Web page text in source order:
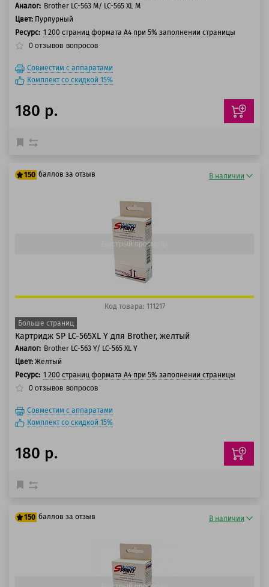
Аналог: Brother LC-563 M/ LC-565 XL M
Цвет: Пурпурный
Ресурс: 1 200 страниц формата А4 при 5% заполнении страницы
0 отзывов вопросов
Совместим с аппаратами
Комплект со скидкой 15%
180 р.
150 баллов за отзыв В наличии
Быстрый просмотр
Код товара: 111217
Больше страниц
Картридж SP LC-565XL Y для Brother, желтый
Аналог: Brother LC-563 Y/ LC-565 XL Y
Цвет: Желтый
Ресурс: 1 200 страниц формата А4 при 5% заполнении страницы
0 отзывов вопросов
Совместим с аппаратами
Комплект со скидкой 15%
180 р.
150 баллов за отзыв В наличии